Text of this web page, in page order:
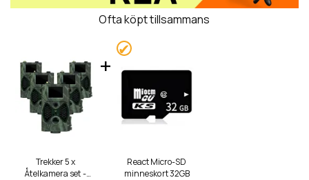
Ofta köpt tillsammans
Trekker 5 x
Åtelkamera set -
React Micro-SD
minneskort 32GB